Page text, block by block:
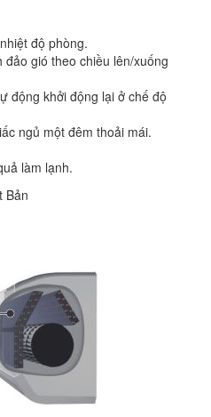
độ phòng.
gió theo chiều lên/xuống
động khởi động lại ở chế độ
ngủ một đêm thoải mái.
làm lạnh.
Bản